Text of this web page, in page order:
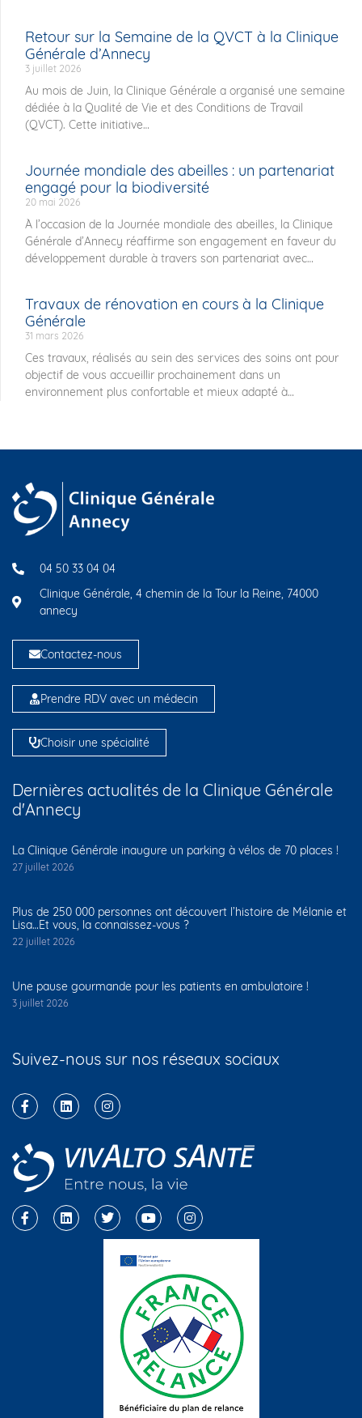
Retour sur la Semaine de la QVCT à la Clinique
Générale d’Annecy
3 juillet 2026
Au mois de Juin, la Clinique Générale a organisé une semaine
dédiée à la Qualité de Vie et des Conditions de Travail
(QVCT). Cette initiative
Journée mondiale des abeilles : un partenariat
engagé pour la biodiversité
20 mai 2026
À l’occasion de la Journée mondiale des abeilles, la Clinique
Générale d’Annecy réaffirme son engagement en faveur du
développement durable à travers son partenariat avec
Travaux de rénovation en cours à la Clinique
Générale
31 mars 2026
Ces travaux, réalisés au sein des services des soins ont pour
objectif de vous accueillir prochainement dans un
environnement plus confortable et mieux adapté à
04 50 33 04 04
Clinique Générale, 4 chemin de la Tour la Reine, 74000
annecy
Contactez-nous
Prendre RDV avec un médecin
Choisir une spécialité
Dernières actualités de la Clinique Générale
d'Annecy
La Clinique Générale inaugure un parking à vélos de 70 places !
27 juillet 2026
Plus de 250 000 personnes ont découvert l’histoire de Mélanie et
Lisa…Et vous, la connaissez-vous ?
22 juillet 2026
Une pause gourmande pour les patients en ambulatoire !
3 juillet 2026
Suivez-nous sur nos réseaux sociaux